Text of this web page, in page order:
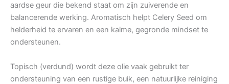
aardse geur die bekend staat om zijn zuiverende en
balancerende werking. Aromatisch helpt Celery Seed om
helderheid te ervaren en een kalme, gegronde mindset te
ondersteunen.
Topisch (verdund) wordt deze olie vaak gebruikt ter
ondersteuning van een rustige buik, een natuurlijke reiniging